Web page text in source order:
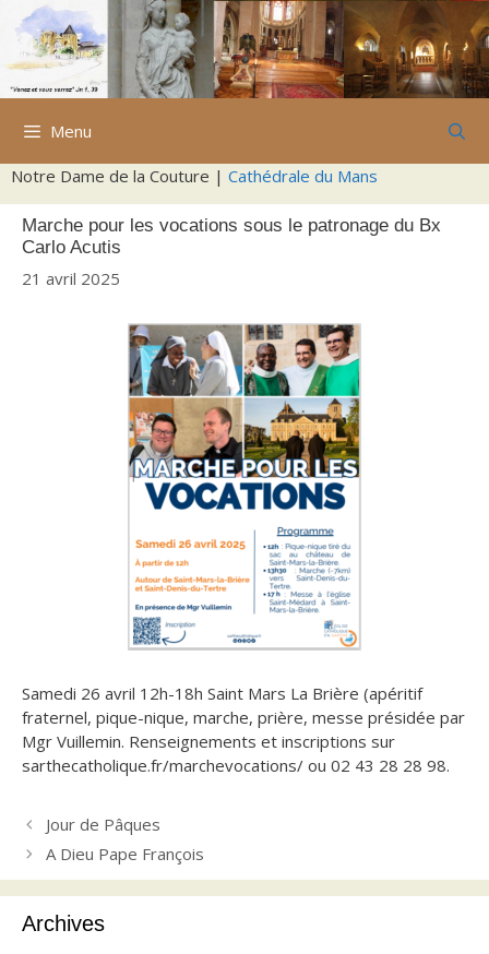
Aller
contenu
Menu
Notre Dame de la Couture | Cathédrale du Mans
Marche pour les vocations sous le patronage du Bx
Carlo Acutis
21 avril 2025
Samedi 26 avril 12h-18h Saint Mars La Brière (apéritif
fraternel, pique-nique, marche, prière, messe présidée par
Mgr Vuillemin. Renseignements et inscriptions sur
sarthecatholique.fr/marchevocations/ ou 02 43 28 28 98.
Jour de Pâques
A Dieu Pape François
Archives